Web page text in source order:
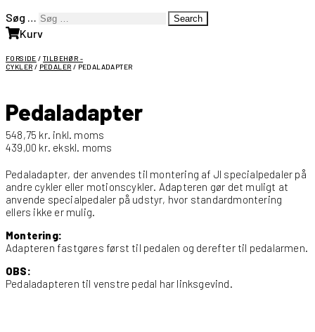
Søg …
Search
Kurv
FORSIDE /TILBEHØR -
CYKLER / PEDALER / PEDALADAPTER
Pedaladapter
548,75 kr. inkl. moms
439,00 kr. ekskl. moms
Pedaladapter, der anvendes til montering af JI specialpedaler på
andre cykler eller motionscykler. Adapteren gør det muligt at
anvende specialpedaler på udstyr, hvor standardmontering
ellers ikke er mulig.
Montering:
Adapteren fastgøres først til pedalen og derefter til pedalarmen.
OBS:
Pedaladapteren til venstre pedal har linksgevind.